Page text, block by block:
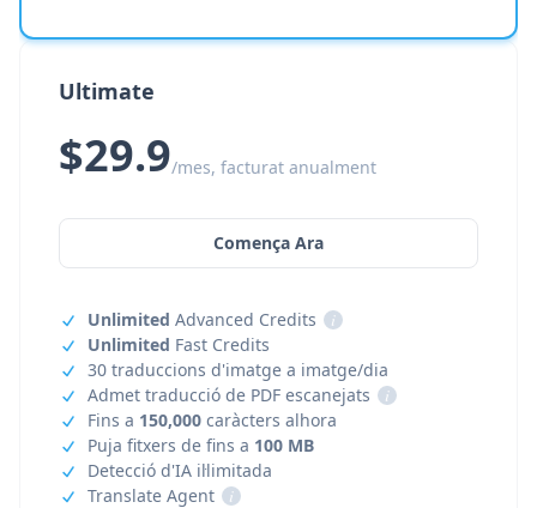
Ultimate
$29.9/mes, facturat anualment
Comença Ara
Unlimited Advanced Credits
i
Unlimited Fast Credits
30 traduccions d'imatge a imatge/dia
Admet traducció de PDF escanejats
i
Fins a 150,000 caràcters alhora
Puja fitxers de fins a 100 MB
Detecció d'IA il·limitada
Translate Agent
i